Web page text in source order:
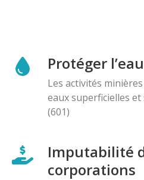
Protéger l’eau
Les activités
eaux superficielles
(601)
Imputabilité
corporations